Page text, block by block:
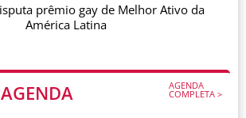
AGENDA AGENDA
COMPLETA >
prêmio gay de Melhor Ativo da
América Latina